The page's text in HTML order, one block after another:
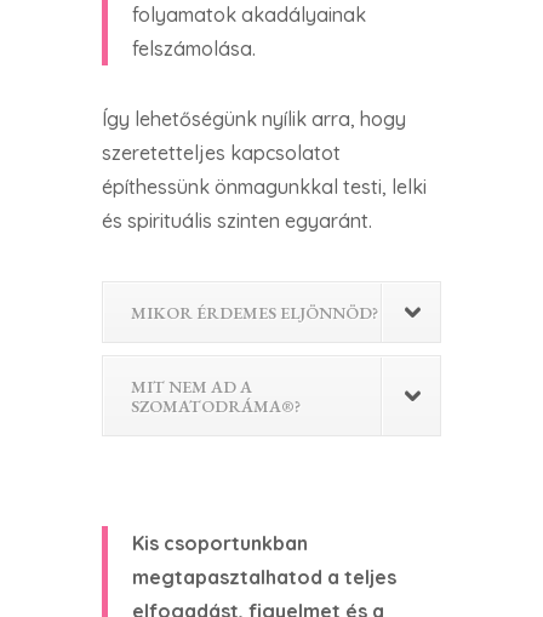
folyamatok akadályainak
felszámolása.
Így lehetőségünk nyílik arra, hogy
szeretetteljes kapcsolatot
építhessünk önmagunkkal testi, lelki
és spirituális szinten egyaránt.
MIKOR ÉRDEMES ELJÖNNÖD?
MIT NEM AD A
SZOMATODRÁMA®?
Kis csoportunkban
megtapasztalhatod a teljes
elfogadást, figyelmet és a